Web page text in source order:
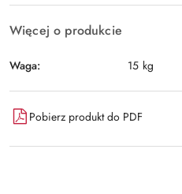
Więcej o produkcie
Waga: 15 kg
Pobierz produkt do PDF